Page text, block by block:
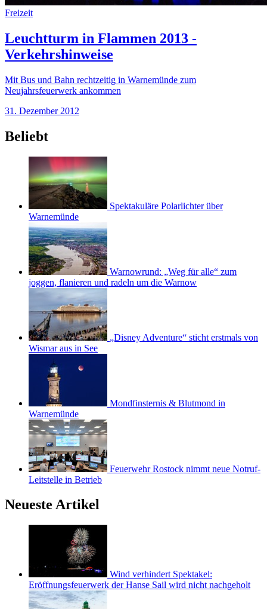
Freizeit
Leuchtturm in Flammen 2013 -
Verkehrshinweise
Mit Bus und Bahn rechtzeitig in Warnemünde zum
Neujahrsfeuerwerk ankommen
31. Dezember 2012
Beliebt
Spektakuläre Polarlichter über
Warnemünde
Warnowrund: „Weg für alle“ zum
joggen, flanieren und radeln um die Warnow
„Disney Adventure“ sticht erstmals von
Wismar aus in See
Mondfinsternis & Blutmond in
Warnemünde
Feuerwehr Rostock nimmt neue Notruf-
Leitstelle in Betrieb
Neueste Artikel
Wind verhindert Spektakel:
Eröffnungsfeuerwerk der Hanse Sail wird nicht nachgeholt